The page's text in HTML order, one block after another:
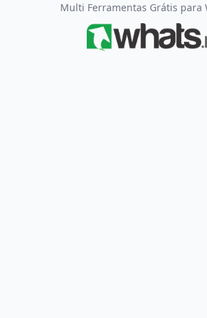
Multi Ferramentas Grátis para